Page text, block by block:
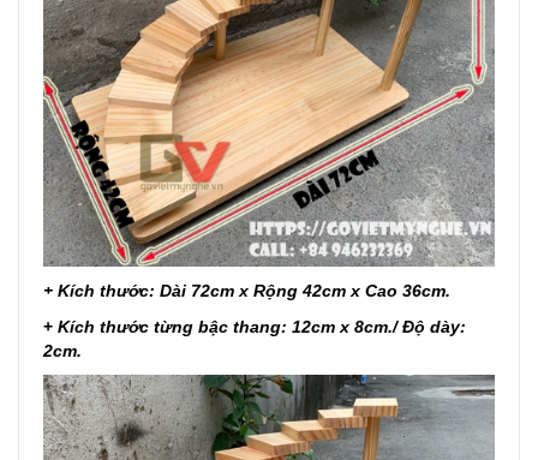
+ Kích thước: Dài 72cm x Rộng 42cm x Cao 36cm.
+ Kích thước từng bậc thang: 12cm x 8cm./ Độ dày:
2cm.